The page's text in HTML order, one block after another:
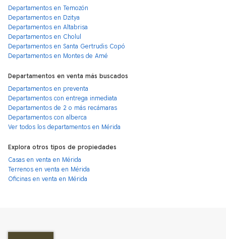
Departamentos en Temozón
Departamentos en Dzitya
Departamentos en Altabrisa
Departamentos en Cholul
Departamentos en Santa Gertrudis Copó
Departamentos en Montes de Amé
Departamentos en venta más buscados
Departamentos en preventa
Departamentos con entrega inmediata
Departamentos de 2 o más recámaras
Departamentos con alberca
Ver todos los departamentos en Mérida
Explora otros tipos de propiedades
Casas en venta en Mérida
Terrenos en venta en Mérida
Oficinas en venta en Mérida